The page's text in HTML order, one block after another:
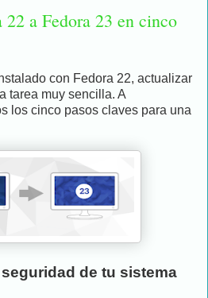
a Fedora 23 en cinco
con Fedora 22, actualizar
tarea muy sencilla. A
los cinco pasos claves para una
de tu sistema